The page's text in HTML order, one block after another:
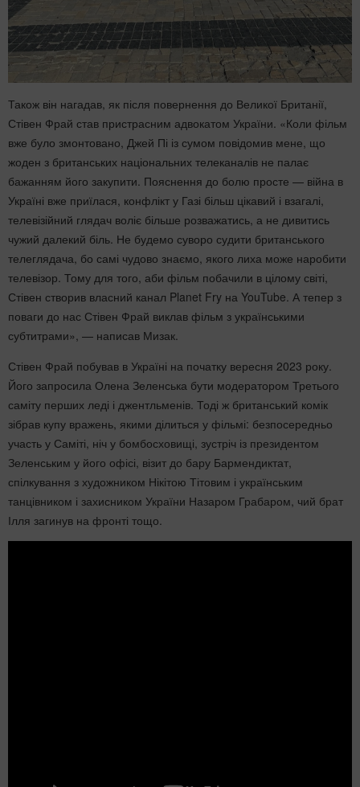
Також він нагадав, як після повернення до Великої Британії,
Стівен Фрай став пристрасним адвокатом України. «Коли фільм
вже було змонтовано, Джей Пі із сумом повідомив мене, що
жоден з британських національних телеканалів не палає
бажанням його закупити. Пояснення до болю просте — війна в
Україні вже приїлася, конфлікт у Газі більш цікавий і взагалі,
телевізійний глядач воліє більше розважатись, а не дивитись
чужий далекий біль. Не будемо суворо судити британського
телеглядача, бо самі чудово знаємо, якого лиха може наробити
телевізор. Тому для того, аби фільм побачили в цілому світі,
Стівен створив власний канал Planet Fry на YouTube. А тепер з
поваги до нас Стівен Фрай виклав фільм з українськими
субтитрами», — написав Мизак.
Стівен Фрай побував в Україні на початку вересня 2023 року.
Його запросила Олена Зеленська бути модератором Третього
саміту перших леді і джентльменів. Тоді ж британський комік
зібрав купу вражень, якими ділиться у фільмі: безпосередньо
участь у Саміті, ніч у бомбосховищі, зустріч із президентом
Зеленським у його офісі, візит до бару Бармендиктат,
спілкування з художником Нікітою Тітовим і українським
танцівником і захисником України Назаром Грабаром, чий брат
Ілля загинув на фронті тощо.